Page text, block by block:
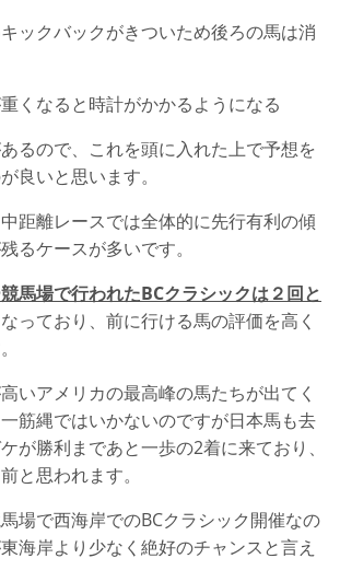
ックバックがきついため後ろの馬は消
くなると時計がかかるようになる
るので、これを頭に入れた上で予想を
良いと思います。
距離レースでは全体的に先行有利の傾
るケースが多いです。
馬場で行われたBCクラシックは２回と
っており、前に行ける馬の評価を高く
いアメリカの最高峰の馬たちが出てく
筋縄ではいかないのですが日本馬も去
が勝利まであと一歩の2着に来ており、
と思われます。
場で西海岸でのBCクラシック開催なの
海岸より少なく絶好のチャンスと言え